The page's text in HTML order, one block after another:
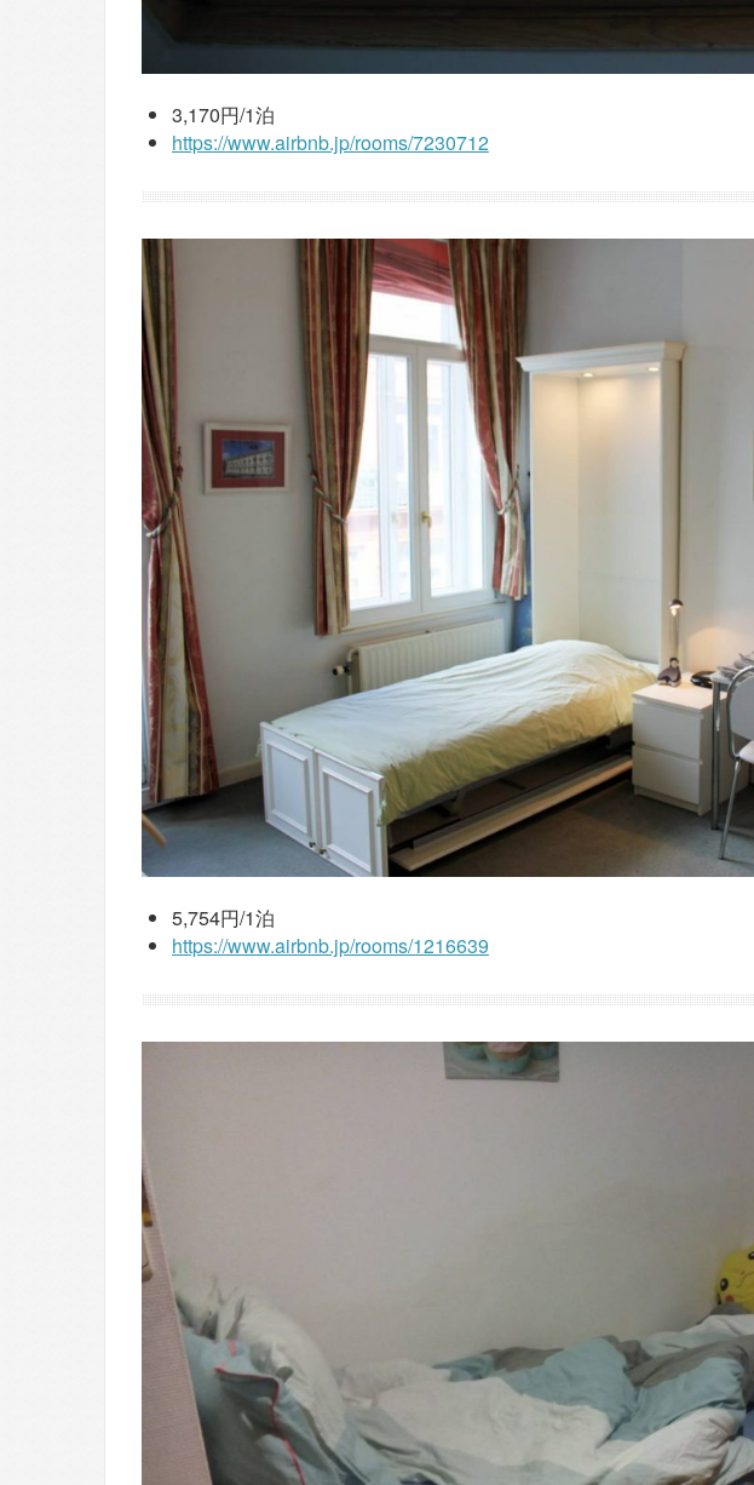
3,170円/1泊
https://www.airbnb.jp/rooms/7230712
5,754円/1泊
https://www.airbnb.jp/rooms/1216639